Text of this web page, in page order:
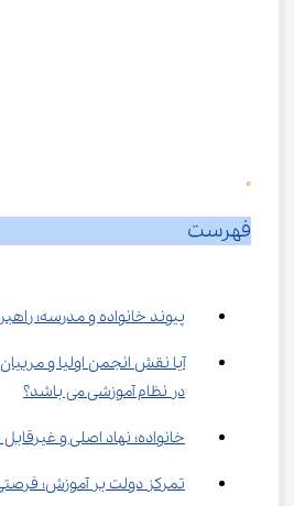
0
فهرست
پیوند خانواده و مدرسه؛
آیا نقش انجمن اولیا و
در نظام آموزشی می باشد؟
خانواده؛ نهاد اصلی و
تمرکز دولت بر آموزش؛